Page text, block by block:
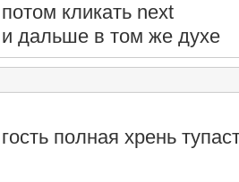
потом кликать nеxt
и дальше в том же духе
гость полная хрень